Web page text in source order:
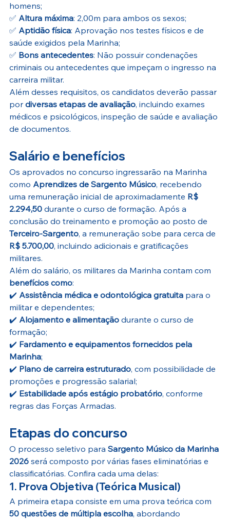
homens;
✅ Altura máxima: 2,00m para ambos os sexos;
✅ Aptidão física: Aprovação nos testes físicos e de
saúde exigidos pela Marinha;
✅ Bons antecedentes: Não possuir condenações
criminais ou antecedentes que impeçam o ingresso na
carreira militar.
Além desses requisitos, os candidatos deverão passar
por diversas etapas de avaliação, incluindo exames
médicos e psicológicos, inspeção de saúde e avaliação
de documentos.
Salário e benefícios
Os aprovados no concurso ingressarão na Marinha
como Aprendizes de Sargento Músico, recebendo
uma remuneração inicial de aproximadamente R$
2.294,50 durante o curso de formação. Após a
conclusão do treinamento e promoção ao posto de
Terceiro-Sargento, a remuneração sobe para cerca de
R$ 5.700,00, incluindo adicionais e gratificações
militares.
Além do salário, os militares da Marinha contam com
benefícios como:
✔️ Assistência médica e odontológica gratuita para o
militar e dependentes;
✔️ Alojamento e alimentação durante o curso de
formação;
✔️ Fardamento e equipamentos fornecidos pela
Marinha;
✔️ Plano de carreira estruturado, com possibilidade de
promoções e progressão salarial;
✔️ Estabilidade após estágio probatório, conforme
regras das Forças Armadas.
Etapas do concurso
O processo seletivo para Sargento Músico da Marinha
2026 será composto por várias fases eliminatórias e
classificatórias. Confira cada uma delas:
1. Prova Objetiva (Teórica Musical)
A primeira etapa consiste em uma prova teórica com
50 questões de múltipla escolha, abordando